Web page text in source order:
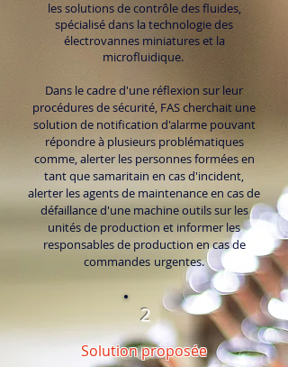
les solutions de contrôle des fluides,
spécialisé dans la technologie des
électrovannes miniatures et la
microfluidique.
Dans le cadre d'une réflexion sur leur
procédures de sécurité, FAS cherchait une
solution de notification d'alarme pouvant
répondre à plusieurs problématiques
comme, alerter les personnes formées en
tant que samaritain en cas d'incident,
alerter les agents de maintenance en cas de
défaillance d'une machine outils sur les
unités de production et informer les
responsables de production en cas de
commandes urgentes.
2
Solution proposée